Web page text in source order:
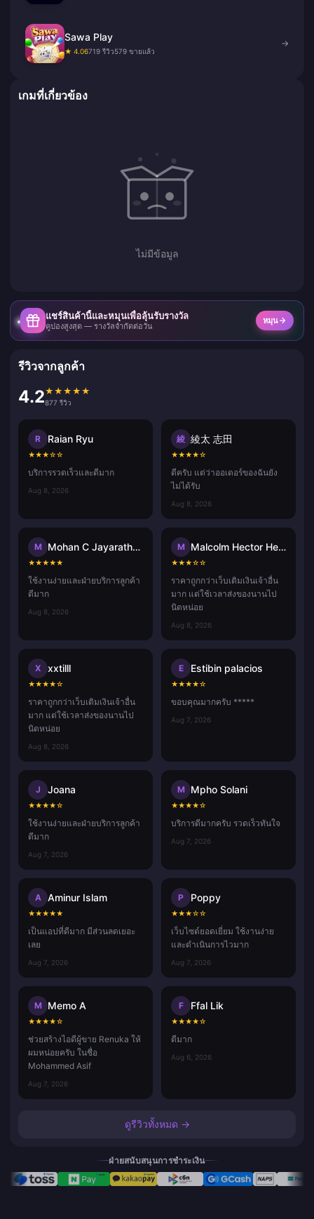
Sawa Play
★ 4.06719 รีวิว579 ขายแล้ว
→
เกมที่เกี่ยวข้อง
ไม่มีข้อมูล
แชร์สินค้านี้และหมุนเพื่อลุ้นรับรางวัล
คูปองสูงสุด — รางวัลจำกัดต่อวัน
หมุน
รีวิวจากลูกค้า
4.2★ ★ ★ ★ ★
877 รีวิว
R Raian Ryu
★★★☆☆
บริการรวดเร็วและดีมาก
Aug 8, 2026
綾 綾太 志田
★★★★☆
ดีครับ แต่ว่าออเดอร์ของฉันยัง
ไม่ได้รับ
Aug 8, 2026
M Mohan C Jayarathna
★★★★★
ใช้งานง่ายและฝ่ายบริการลูกค้า
ดีมาก
Aug 8, 2026
M Malcolm Hector Herce
★★★☆☆
ราคาถูกกว่าเว็บเติมเงินเจ้าอื่น
มาก แต่ใช้เวลาส่งของนานไป
นิดหน่อย
Aug 8, 2026
X xxtilll
★★★★☆
ราคาถูกกว่าเว็บเติมเงินเจ้าอื่น
มาก แต่ใช้เวลาส่งของนานไป
นิดหน่อย
Aug 8, 2026
E Estibin palacios
★★★★☆
ขอบคุณมากครับ *****
Aug 7, 2026
J Joana
★★★★☆
ใช้งานง่ายและฝ่ายบริการลูกค้า
ดีมาก
Aug 7, 2026
M Mpho Solani
★★★★☆
บริการดีมากครับ รวดเร็วทันใจ
Aug 7, 2026
A Aminur Islam
★★★★★
เป็นแอปที่ดีมาก มีส่วนลดเยอะ
เลย
Aug 7, 2026
P Poppy
★★★☆☆
เว็บไซต์ยอดเยี่ยม ใช้งานง่าย
และดำเนินการไวมาก
Aug 7, 2026
M Memo A
★★★★☆
ช่วยสร้างไอดีผู้ขาย Renuka ให้
ผมหน่อยครับ ในชื่อ
Mohammed Asif
Aug 7, 2026
F Ffal Lik
★★★★☆
ดีมาก
Aug 6, 2026
ดูรีวิวทั้งหมด →
ฝ่ายสนับสนุนการชำระเงิน